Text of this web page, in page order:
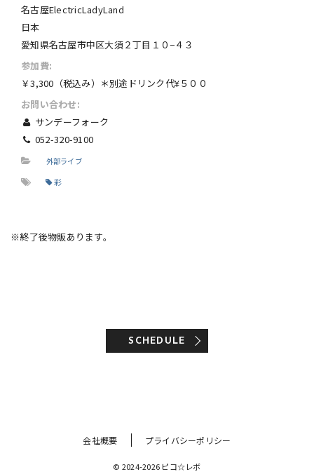
名古屋ElectricLadyLand
日本
愛知県名古屋市中区大須２丁目１０−４３
参加費:
￥3,300（税込み）＊別途ドリンク代¥５００
お問い合わせ:
サンデーフォーク
052-320-9100
外部ライブ
彩
※終了後物販あります。
SCHEDULE
会社概要 プライバシーポリシー
© 2024-2026 ピコ☆レボ